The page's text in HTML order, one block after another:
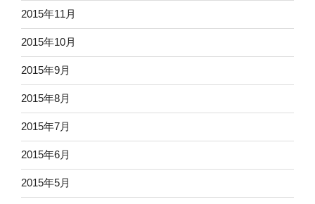
2015年11月
2015年10月
2015年9月
2015年8月
2015年7月
2015年6月
2015年5月